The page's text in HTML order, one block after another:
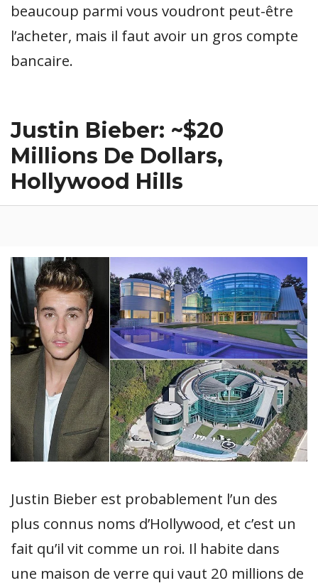
beaucoup parmi vous voudront peut-être
l’acheter, mais il faut avoir un gros compte
bancaire.
Justin Bieber: ~$20
Millions De Dollars,
Hollywood Hills
Justin Bieber est probablement l’un des
plus connus noms d’Hollywood, et c’est un
fait qu’il vit comme un roi. Il habite dans
une maison de verre qui vaut 20 millions de